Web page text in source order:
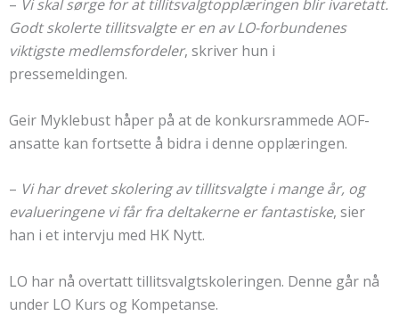
– Vi skal sørge for at tillitsvalgtopplæringen blir ivaretatt.
Godt skolerte tillitsvalgte er en av LO-forbundenes
viktigste medlemsfordeler, skriver hun i
pressemeldingen.
Geir Myklebust håper på at de konkursrammede AOF-
ansatte kan fortsette å bidra i denne opplæringen.
– Vi har drevet skolering av tillitsvalgte i mange år, og
evalueringene vi får fra deltakerne er fantastiske, sier
han i et intervju med HK Nytt.
LO har nå overtatt tillitsvalgtskoleringen. Denne går nå
under LO Kurs og Kompetanse.